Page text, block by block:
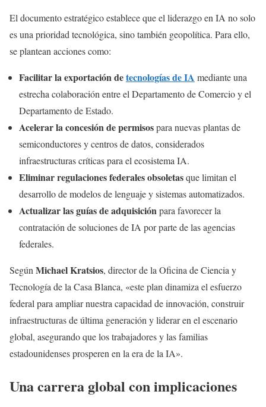
El documento estratégico establece que el liderazgo en IA no solo
es una prioridad tecnológica, sino también geopolítica. Para ello,
se plantean acciones como:
Facilitar la exportación detecnologías de IA mediante una
estrecha colaboración entre el Departamento de Comercio y el
Departamento de Estado.
Acelerar la concesión de permisospara nuevas plantas de
semiconductores y centros de datos, considerados
infraestructuras críticas para el ecosistema IA.
Eliminar regulaciones federales obsoletasque limitan el
desarrollo de modelos de lenguaje y sistemas automatizados.
Actualizar las guías de adquisiciónpara favorecer la
contratación de soluciones de IA por parte de las agencias
federales.
SegúnMichael Kratsios, director de la Oficina de Ciencia y
Tecnología de la Casa Blanca, «este plan dinamiza el esfuerzo
federal para ampliar nuestra capacidad de innovación, construir
infraestructuras de última generación y liderar en el escenario
global, asegurando que los trabajadores y las familias
estadounidenses prosperen en la era de la IA».
Una carrera global con implicaciones